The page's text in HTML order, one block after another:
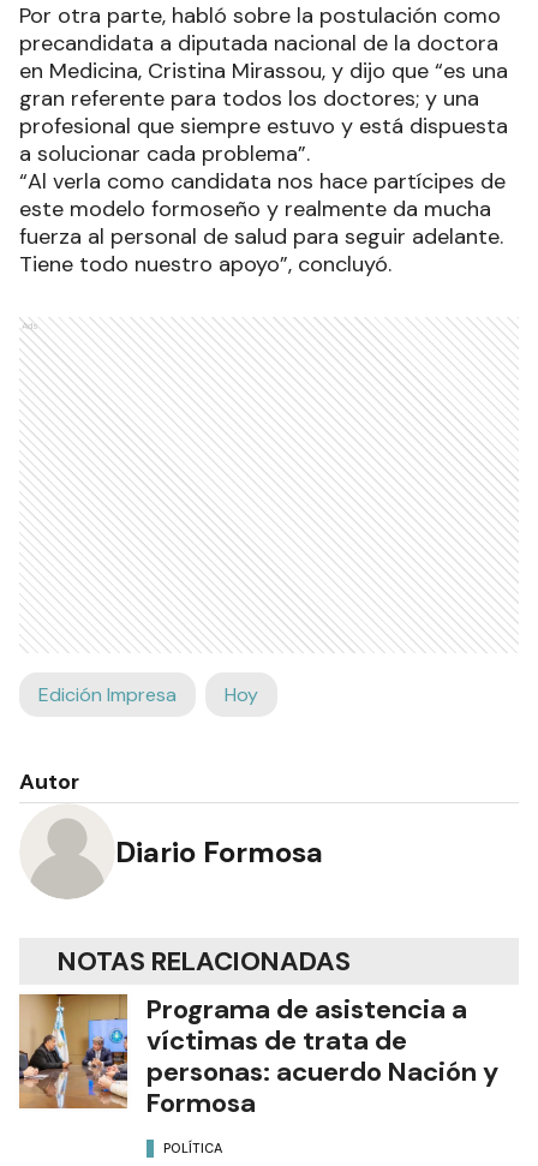
Por otra parte, habló sobre la postulación como
precandidata a diputada nacional de la doctora
en Medicina, Cristina Mirassou, y dijo que “es una
gran referente para todos los doctores; y una
profesional que siempre estuvo y está dispuesta
a solucionar cada problema”.
“Al verla como candidata nos hace partícipes de
este modelo formoseño y realmente da mucha
fuerza al personal de salud para seguir adelante.
Tiene todo nuestro apoyo”, concluyó.
Ads
Edición Impresa Hoy
Autor
Diario Formosa
NOTAS RELACIONADAS
Programa de asistencia a
víctimas de trata de
personas: acuerdo Nación y
Formosa
POLÍTICA